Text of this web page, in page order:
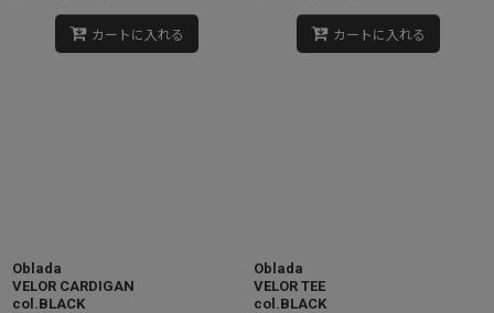
カートに入れる カートに入れる
Oblada
VELOR CARDIGAN
col.BLACK
Oblada
VELOR TEE
col.BLACK